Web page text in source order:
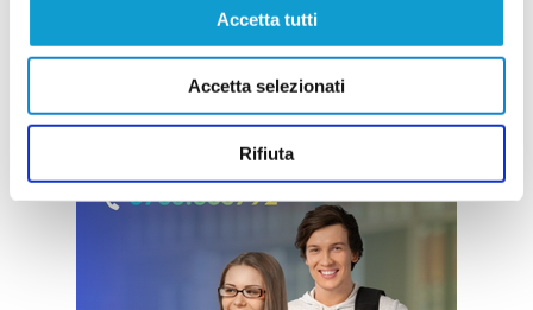
Accetta tutti
Accetta selezionati
Rifiuta